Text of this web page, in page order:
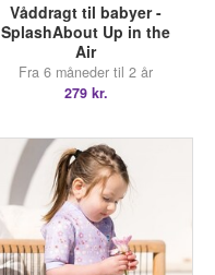
Våddragt til babyer -
SplashAbout Up in the
Air
Fra 6 måneder til 2 år
279 kr.